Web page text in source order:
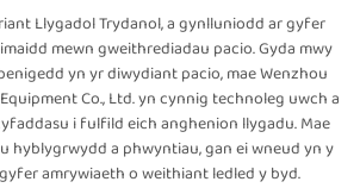
Llygadol Trydanol, a gynlluniodd ar gyfer
mewn gweithrediadau pacio. Gyda mwy
yn yr diwydiant pacio, mae Wenzhou
Co., Ltd. yn cynnig technoleg uwch a
i fulfild eich anghenion llygadu. Mae
hyblygrwydd a phwyntiau, gan ei wneud yn y
amrywiaeth o weithiant ledled y byd.